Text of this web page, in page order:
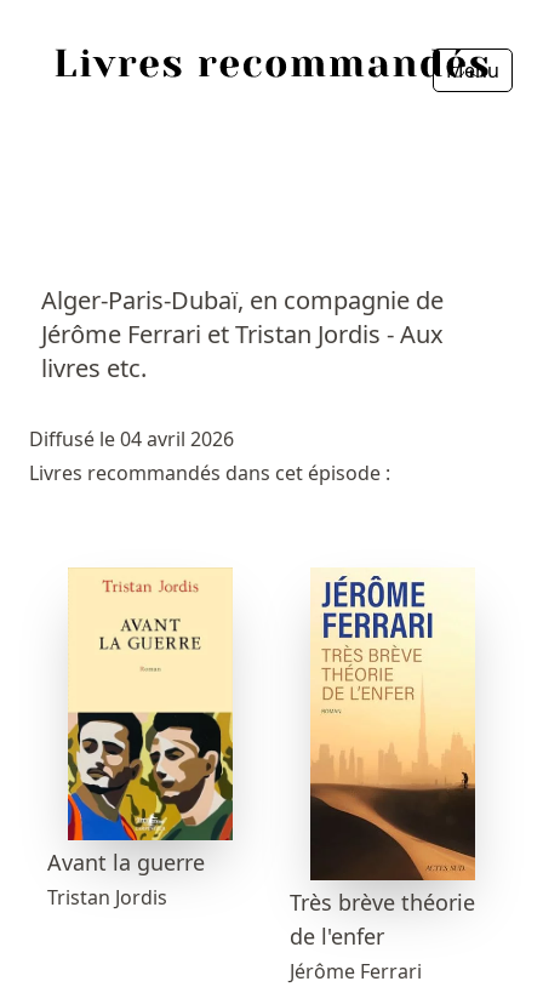
Menu
Alger-Paris-Dubaï, en compagnie de
Jérôme Ferrari et Tristan Jordis - Aux
livres etc.
Diffusé le 04 avril 2026
Livres recommandés dans cet épisode :
Avant la guerre
Tristan Jordis
Très brève théorie
de l'enfer
Jérôme Ferrari
Personnes
Livres les plus recommandés
Fermer